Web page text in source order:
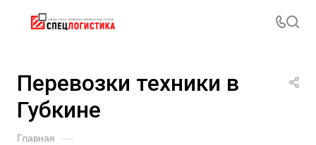
Перевозки техники в
Губкине
Главная —